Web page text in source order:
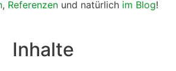
, Referenzen und natürlich im Blog!
Inhalte